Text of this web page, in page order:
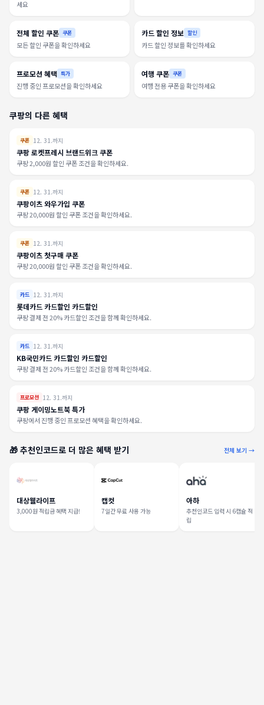
세요
전체 할인 쿠폰 쿠폰
모든 할인 쿠폰을 확인하세요
카드 할인 정보 할인
카드 할인 정보를 확인하세요
프로모션 혜택 특가
진행 중인 프로모션을 확인하세요
여행 쿠폰 쿠폰
여행 전용 쿠폰을 확인하세요
쿠팡의 다른 혜택
쿠폰 12. 31.까지
쿠팡 로켓프레시 브랜드위크 쿠폰
쿠팡 2,000원 할인 쿠폰 조건을 확인하세요.
쿠폰 12. 31.까지
쿠팡이츠 와우가입 쿠폰
쿠팡 20,000원 할인 쿠폰 조건을 확인하세요.
쿠폰 12. 31.까지
쿠팡이츠 첫구매 쿠폰
쿠팡 20,000원 할인 쿠폰 조건을 확인하세요.
카드 12. 31.까지
롯데카드 카드할인 카드할인
쿠팡 결제 전 20% 카드할인 조건을 함께 확인하세요.
카드 12. 31.까지
KB국민카드 카드할인 카드할인
쿠팡 결제 전 20% 카드할인 조건을 함께 확인하세요.
프로모션 12. 31.까지
쿠팡 게이밍노트북 특가
쿠팡에서 진행 중인 프로모션 혜택을 확인하세요.
🎁 추천인코드로 더 많은 혜택 받기 전체 보기 →
대상웰라이프
3,000원 적립금 혜택 지급!
캡컷
7일간 무료 사용 가능
아하
추천인코드 입력 시 6캡슐 적
립